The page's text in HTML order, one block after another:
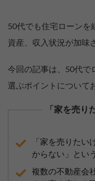
50代でも住宅ローンを
資産、収入状況が加味
今回の記事は、50代で
選ぶポイントについて
「家を売り
「家を売りたい
からない」とい
複数の不動産会